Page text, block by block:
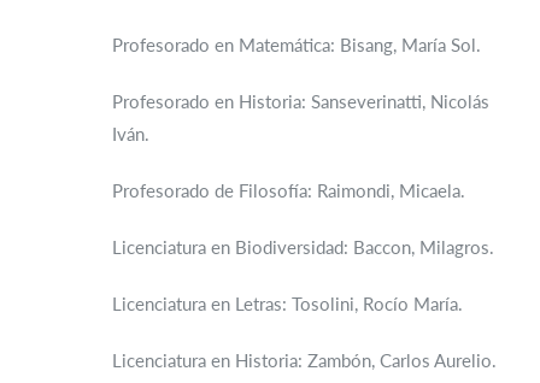
Profesorado en Matemática: Bisang, María Sol.
Profesorado en Historia: Sanseverinatti, Nicolás
Iván.
Profesorado de Filosofía: Raimondi, Micaela.
Licenciatura en Biodiversidad: Baccon, Milagros.
Licenciatura en Letras: Tosolini, Rocío María.
Licenciatura en Historia: Zambón, Carlos Aurelio.